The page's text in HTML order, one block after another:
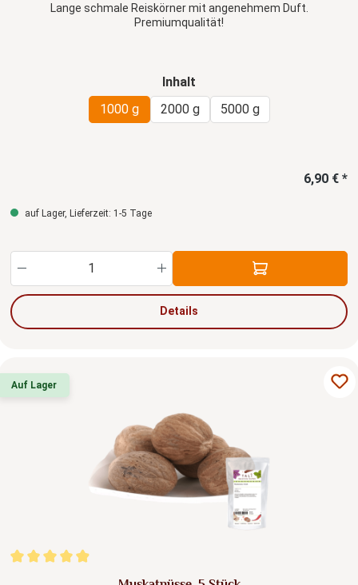
Lange schmale Reiskörner mit angenehmem Duft.
Premiumqualität!
Inhalt
1000 g
2000 g 5000 g
6,90 € *
auf Lager, Lieferzeit: 1-5 Tage
Produkt Anzahl: Gib den gewünschten Wert
Details
Auf Lager
Durchschnittliche Bewertung von 4.89 von 5 Sternen